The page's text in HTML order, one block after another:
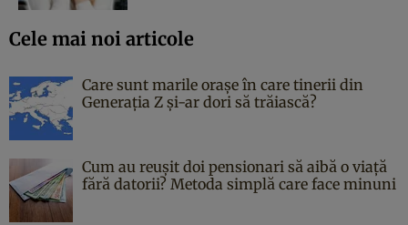
Cele mai noi articole
Care sunt marile orașe în care tinerii din
Generația Z și-ar dori să trăiască?
Cum au reușit doi pensionari să aibă o viață
fără datorii? Metoda simplă care face minuni